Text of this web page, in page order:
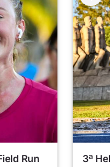
Run
3ª